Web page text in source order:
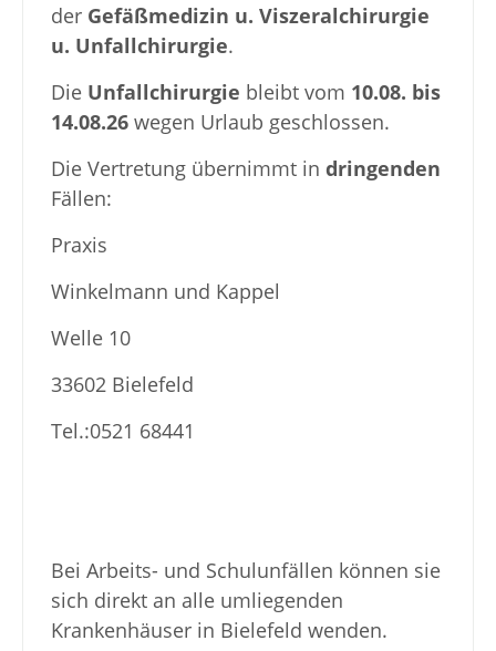
der Gefäßmedizin u. Viszeralchirurgie
u. Unfallchirurgie.
Die Unfallchirurgie bleibt vom 10.08. bis
14.08.26 wegen Urlaub geschlossen.
Die Vertretung übernimmt in dringenden
Fällen:
Praxis
Winkelmann und Kappel
Welle 10
33602 Bielefeld
Tel.:0521 68441
Bei Arbeits- und Schulunfällen können sie
sich direkt an alle umliegenden
Krankenhäuser in Bielefeld wenden.